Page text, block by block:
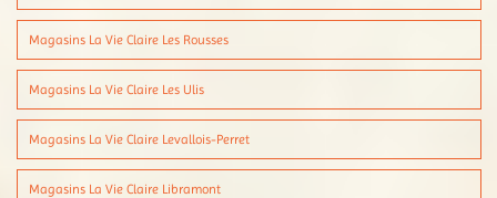
Magasins La Vie Claire Les Rousses
Magasins La Vie Claire Les Ulis
Magasins La Vie Claire Levallois-Perret
Magasins La Vie Claire Libramont